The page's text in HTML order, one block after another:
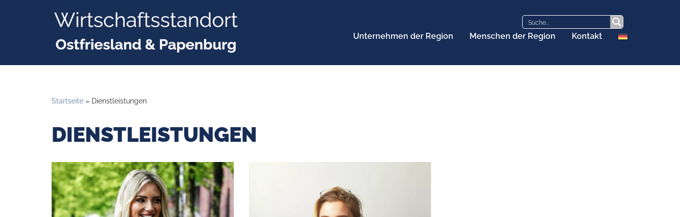
Unternehmen der Region Menschen der Region Kontakt
Startseite » Dienstleistungen
DIENSTLEISTUNGEN